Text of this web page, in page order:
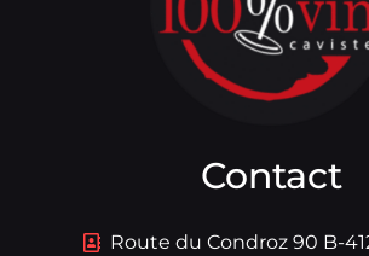
Contact
Route du Condroz 90 B-